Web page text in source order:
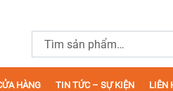
HÀNG TIN TỨC – SỰ KIỆN LIÊN